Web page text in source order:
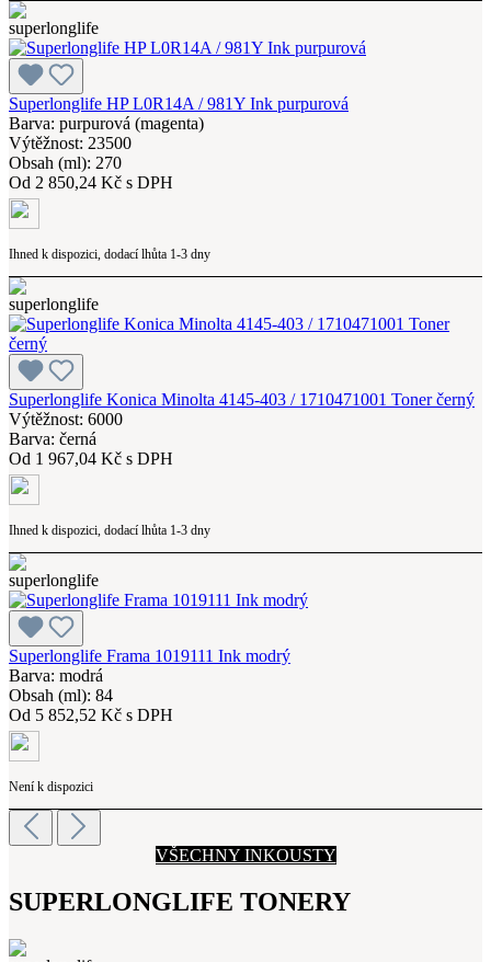
Superlonglife HP L0R14A / 981Y Ink purpurová
Barva: purpurová (magenta)
Výtěžnost: 23500
Obsah (ml): 270
Od 2 850,24 Kč s DPH
Ihned k dispozici, dodací lhůta 1-3 dny
Superlonglife Konica Minolta 4145-403 / 1710471001 Toner černý
Výtěžnost: 6000
Barva: černá
Od 1 967,04 Kč s DPH
Ihned k dispozici, dodací lhůta 1-3 dny
Superlonglife Frama 1019111 Ink modrý
Barva: modrá
Obsah (ml): 84
Od 5 852,52 Kč s DPH
Není k dispozici
VŠECHNY INKOUSTY
SUPERLONGLIFE TONERY